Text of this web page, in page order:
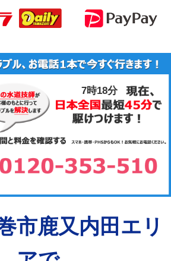
7時18分
市鹿又内田エリ